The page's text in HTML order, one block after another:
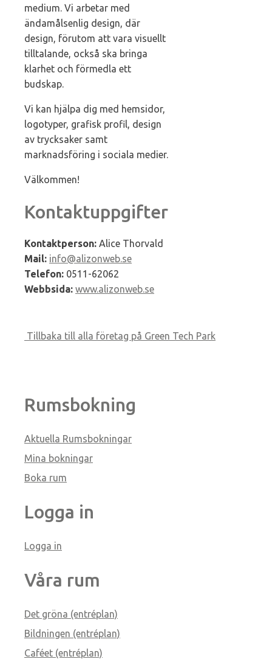
medium. Vi arbetar med
ändamålsenlig design, där
design, förutom att vara visuellt
tilltalande, också ska bringa
klarhet och förmedla ett
budskap.
Vi kan hjälpa dig med hemsidor,
logotyper, grafisk profil, design
av trycksaker samt
marknadsföring i sociala medier.
Välkommen!
Kontaktuppgifter
Kontaktperson: Alice Thorvald
Mail: info@alizonweb.se
Telefon: 0511-62062
Webbsida: www.alizonweb.se
Tillbaka till alla företag på Green Tech Park
Rumsbokning
Aktuella Rumsbokningar
Mina bokningar
Boka rum
Logga in
Logga in
Våra rum
Det gröna (entréplan)
Bildningen (entréplan)
Caféet (entréplan)